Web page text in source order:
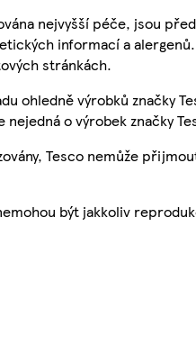
nejvyšší péče, jsou
informací a
stránkách.
ohledně výrobků značky
o výrobek značky
Tesco nemůže
být jakkoliv